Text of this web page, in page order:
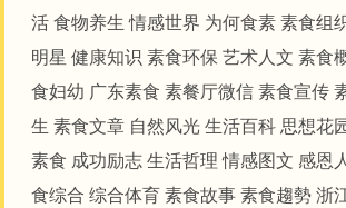
活 食物养生 情感世界 为何食素 素食组
明星 健康知识 素食环保 艺术人文 素食
食妇幼 广东素食 素餐厅微信 素食宣传
生 素食文章 自然风光 生活百科 思想花
素食 成功励志 生活哲理 情感图文 感恩
食综合 综合体育 素食故事 素食趨勢 浙